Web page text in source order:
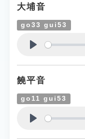
大埔音
go33 gui53
饒平音
go11 gui53